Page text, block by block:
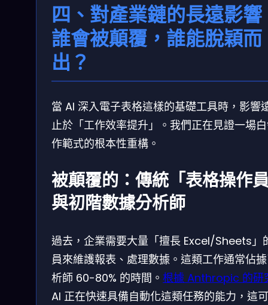
四、對產業鏈的長遠影響
誰會被顛覆，誰能脫穎而
出？
當 AI 深入電子表格這樣的基礎工具時，影響
止於「工作效率提升」。我們正在見證一場
作範式的根本性重構。
被顛覆的：傳統「表格操作
與初階數據分析師
過去，企業需要大量「擅長 Excel/Sheets」
員來維護報表、處理數據。這類工作通常佔
析師 60-80% 的時間。 根據 Anthropic 的研
AI 正在快速具備自動化這類任務的能力，這